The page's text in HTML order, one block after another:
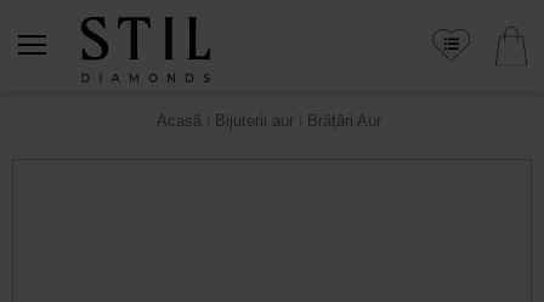
Acasă Bijuterii aur Brățări Aur